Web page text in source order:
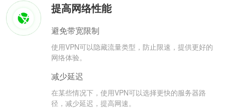
提高网络性能
避免带宽限制
使用VPN可以隐藏流量类型，防止限速，提供更好的
网络体验。
减少延迟
在某些情况下，使用VPN可以选择更快的服务器路
径，减少延迟，提高网速。